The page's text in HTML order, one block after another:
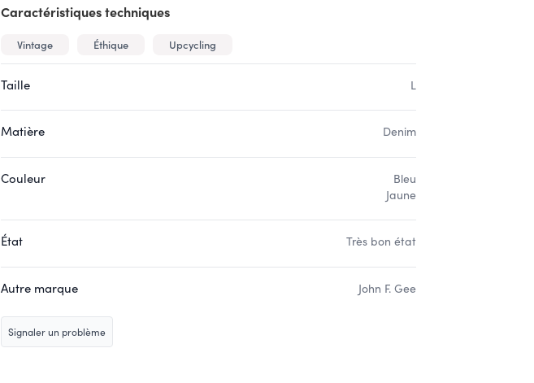
Caractéristiques techniques
Vintage Éthique Upcycling
Taille L
Matière Denim
Couleur
Bleu
Jaune
État Très bon état
Autre marque John F. Gee
Signaler un problème